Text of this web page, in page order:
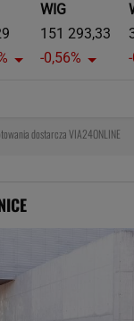
WIG
151 293,33
-0,56%
dostarcza VIA24ONLINE